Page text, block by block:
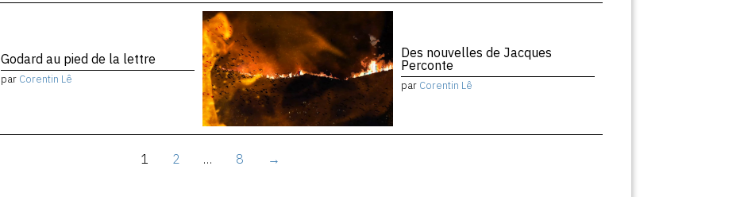
Godard au pied de la lettre
par Corentin Lê
Des nouvelles de Jacques
Perconte
par Corentin Lê
1 2 … 8 →